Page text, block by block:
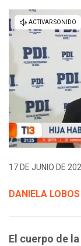
17 DE JUNIO DE
DANIELA
El cuerpo de